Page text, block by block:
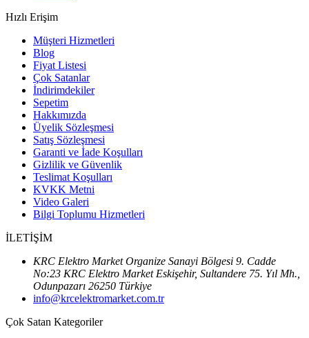
Hızlı Erişim
Müşteri Hizmetleri
Blog
Fiyat Listesi
Çok Satanlar
İndirimdekiler
Sepetim
Hakkımızda
Üyelik Sözleşmesi
Satış Sözleşmesi
Garanti ve İade Koşulları
Gizlilik ve Güvenlik
Teslimat Koşulları
KVKK Metni
Video Galeri
Bilgi Toplumu Hizmetleri
İLETİŞİM
KRC Elektro Market Organize Sanayi Bölgesi 9. Cadde
No:23 KRC Elektro Market Eskişehir, Sultandere 75. Yıl Mh.,
Odunpazarı 26250 Türkiye
info@krcelektromarket.com.tr
Çok Satan Kategoriler